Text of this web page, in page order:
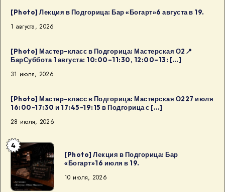
[Photo] Лекция в Подгорица: Бар «Богарт»6 августа в 19.
1 августа, 2026
[Photo] Мастер-класс в Подгорица: Мастерская О2📍
БарСуббота 1 августа: 10:00–11:30, 12:00–13: […]
31 июля, 2026
[Photo] Мастер-класс в Подгорица: Мастерская О227 июля
16:00-17:30 и 17:45-19:15 в Подгорица с […]
28 июля, 2026
[Photo]
Лекция
в
Подгорица:
4
[Photo] Лекция в Подгорица: Бар
«Богарт»16 июля в 19.
10 июля, 2026